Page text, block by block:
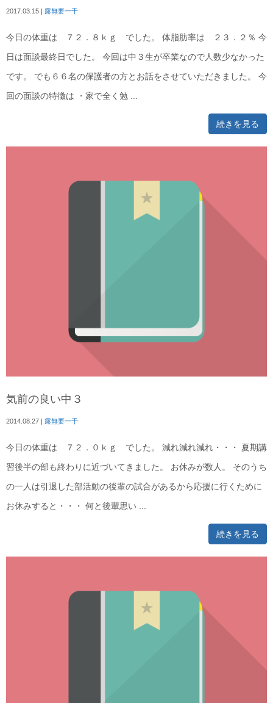
2017.03.15 露無要一千
今日の体重は ７２．８ｋｇ でした。 体脂肪率は ２３．２％ 今
日は面談最終日でした。 今回は中３生が卒業なので人数少なかった
です。 でも６６名の保護者の方とお話をさせていただきました。 今
回の面談の特徴は ・家で全く勉 ...
続きを見る
気前の良い中３
2014.08.27 | 露無要一千
今日の体重は ７２．０ｋｇ でした。 減れ減れ減れ・・・ 夏期講
習後半の部も終わりに近づいてきました。 お休みが数人。 そのうち
の一人は引退した部活動の後輩の試合があるから応援に行くために
お休みすると・・・ 何と後輩思い ...
続きを見る